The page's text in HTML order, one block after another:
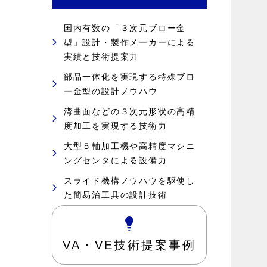
国内有数の「３次元ブロー金
型」設計・製作メーカーによる
実績と技術提案力
部品一体化を実現する特殊ブロ
ー金型の設計ノウハウ
湾曲面などの３次元形状の高精
度加工を実現する技術力
大型５軸加工機や高精度マシニ
ングセンタによる設備力
スライド機構ノウハウを駆使し
た簡易治工具の設計技術
VA・VE技術提案事例